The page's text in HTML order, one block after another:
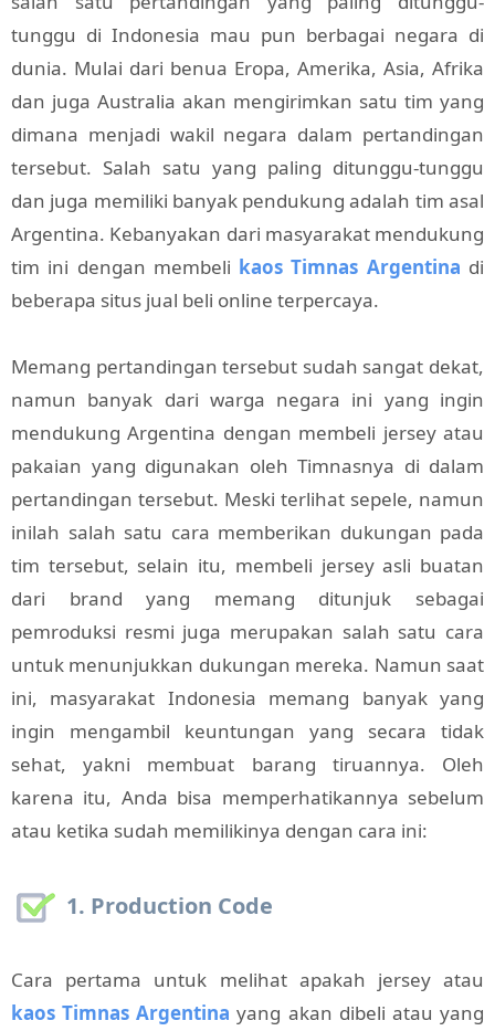
tunggu di Indonesia mau pun berbagai negara di
dunia. Mulai dari benua Eropa, Amerika, Asia, Afrika
dan juga Australia akan mengirimkan satu tim yang
dimana menjadi wakil negara dalam pertandingan
tersebut. Salah satu yang paling ditunggu-tunggu
dan juga memiliki banyak pendukung adalah tim asal
Argentina. Kebanyakan dari masyarakat mendukung
tim ini dengan membeli kaos Timnas Argentina di
beberapa situs jual beli online terpercaya.
Memang pertandingan tersebut sudah sangat dekat,
namun banyak dari warga negara ini yang ingin
mendukung Argentina dengan membeli jersey atau
pakaian yang digunakan oleh Timnasnya di dalam
pertandingan tersebut. Meski terlihat sepele, namun
inilah salah satu cara memberikan dukungan pada
tim tersebut, selain itu, membeli jersey asli buatan
dari brand yang memang ditunjuk sebagai
pemroduksi resmi juga merupakan salah satu cara
untuk menunjukkan dukungan mereka. Namun saat
ini, masyarakat Indonesia memang banyak yang
ingin mengambil keuntungan yang secara tidak
sehat, yakni membuat barang tiruannya. Oleh
karena itu, Anda bisa memperhatikannya sebelum
atau ketika sudah memilikinya dengan cara ini:
1. Production Code
Cara pertama untuk melihat apakah jersey atau
kaos Timnas Argentina yang akan dibeli atau yang